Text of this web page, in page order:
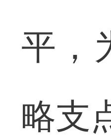
平，
略支